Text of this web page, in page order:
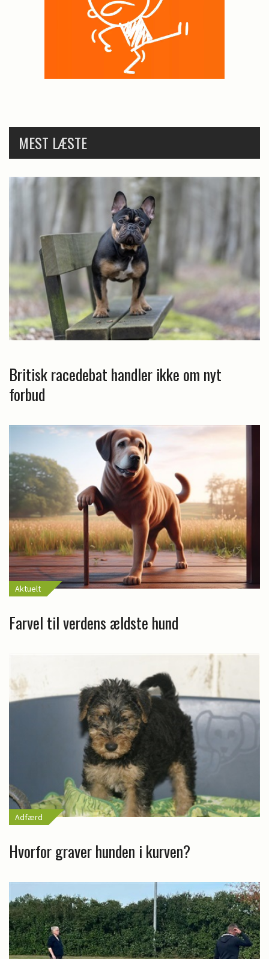
MEST LÆSTE
Britisk racedebat handler ikke om nyt
forbud
Aktuelt
Farvel til verdens ældste hund
Adfærd
Hvorfor graver hunden i kurven?